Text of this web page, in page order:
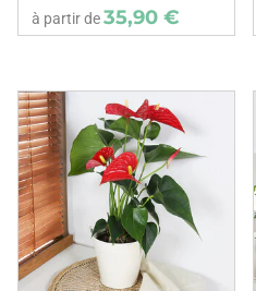
à partir de35,90 €